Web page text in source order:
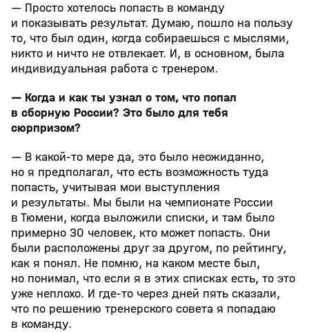
— Просто хотелось попасть в команду
и показывать результат. Думаю, пошло на пользу
то, что был один, когда собираешься с мыслями,
никто и ничто не отвлекает. И, в основном, была
индивидуальная работа с тренером.
— Когда и как ты узнал о том, что попал
в сборную России? Это было для тебя
сюрпризом?
— В какой-то мере да, это было неожиданно,
но я предполагал, что есть возможность туда
попасть, учитывая мои выступления
и результаты. Мы были на чемпионате России
в Тюмени, когда выложили списки, и там было
примерно 30 человек, кто может попасть. Они
были расположены друг за другом, по рейтингу,
как я понял. Не помню, на каком месте был,
но понимал, что если я в этих списках есть, то это
уже неплохо. И где-то через дней пять сказали,
что по решению тренерского совета я попадаю
в команду.